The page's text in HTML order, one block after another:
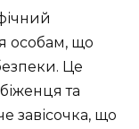
особам, що
Це
та
завісочка, що